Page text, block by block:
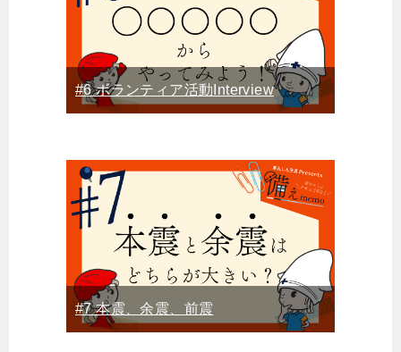
#6 ボランティア活動Interview
#7 本震、余震、前震